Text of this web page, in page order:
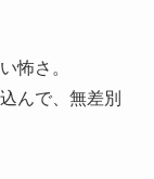
怖さ。
んで、無差別